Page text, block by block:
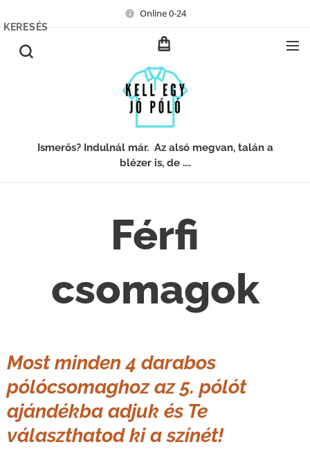
Online 0-24
Ismerős? Indulnál már. Az alsó megvan, talán a
blézer is, de ....
KERESÉS
Férfi
csomagok
Most minden 4 darabos
pólócsomaghoz az 5. pólót
ajándékba adjuk és Te
választhatodki a színét!